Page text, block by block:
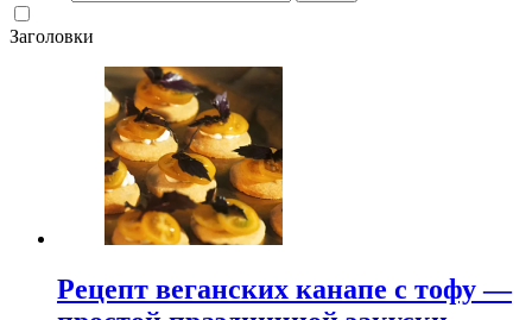
Заголовки
Рецепт веганских канапе с тофу —